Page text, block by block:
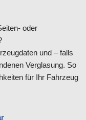
oder
und – falls
Verglasung. So
für Ihr Fahrzeug